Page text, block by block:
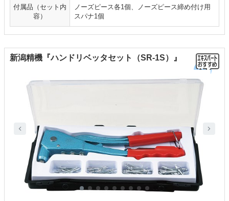
付属品（セット内
容）
ノーズピース各1個、ノーズピース締め付け用
スパナ1個
新潟精機『ハンドリベッタセット（SR-1S）』